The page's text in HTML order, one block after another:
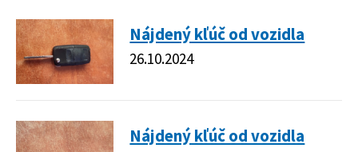
Nájdený kľúč od vozidla
26.10.2024
Nájdený kľúč od vozidla